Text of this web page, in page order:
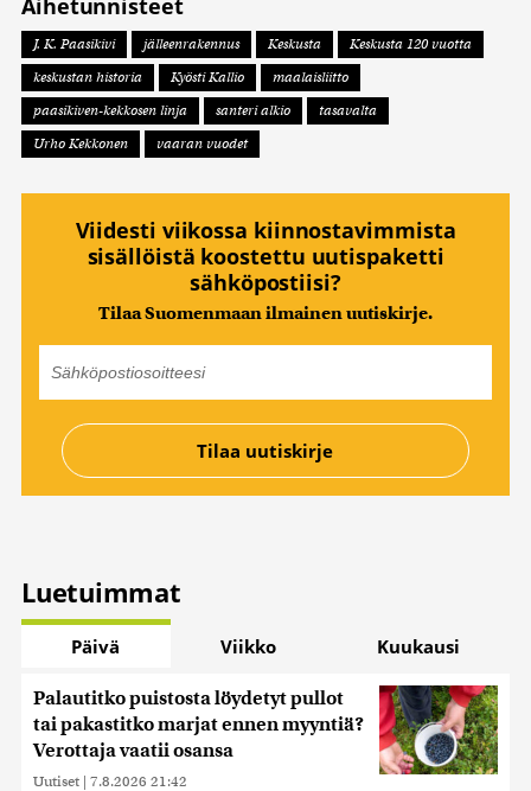
Aihetunnisteet
J. K. Paasikivi jälleenrakennus Keskusta
Keskusta 120 vuotta
keskustan historia
Kyösti Kallio
maalaisliitto
paasikiven-kekkosen linja
santeri alkio
tasavalta
Urho Kekkonen
vaaran vuodet
Viidesti viikossa kiinnostavimmista
sisällöistä koostettu uutispaketti
sähköpostiisi?
Tilaa Suomenmaan ilmainen uutiskirje.
Luetuimmat
Päivä Viikko Kuukausi
Palautitko puistosta löydetyt pullot
tai pakastitko marjat ennen myyntiä?
Verottaja vaatii osansa
Uutiset | 7.8.2026 21:42